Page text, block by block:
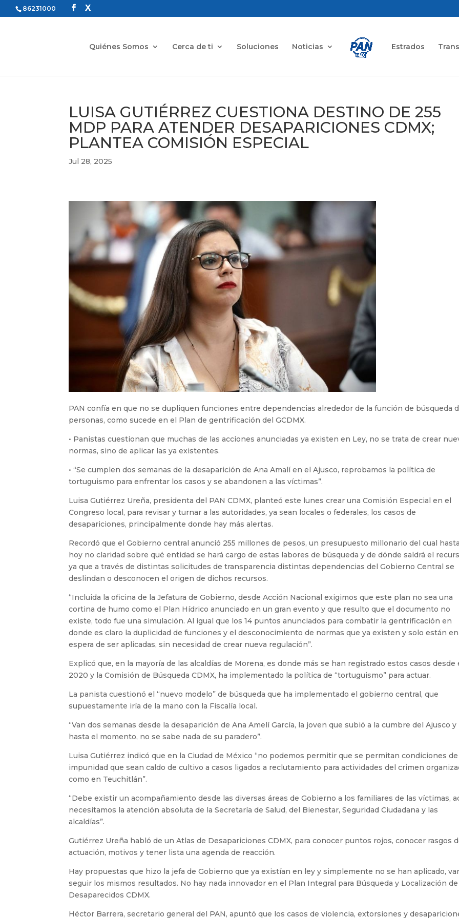
86231000
Quiénes Somos Cerca de ti Soluciones Noticias Estrados
LUISA GUTIÉRREZ CUESTIONA DESTINO DE 255
MDP PARA ATENDER DESAPARICIONES CDMX;
PLANTEA COMISIÓN ESPECIAL
Jul 28, 2025
PAN confía en que no se dupliquen funciones entre dependencias alrededor de la función de búsqueda
personas, como sucede en el Plan de gentrificación del GCDMX.
• Panistas cuestionan que muchas de las acciones anunciadas ya existen en Ley, no se trata de crear
normas, sino de aplicar las ya existentes.
• “Se cumplen dos semanas de la desaparición de Ana Amalí en el Ajusco, reprobamos la política de
tortuguismo para enfrentar los casos y se abandonen a las víctimas”.
Luisa Gutiérrez Ureña, presidenta del PAN CDMX, planteó este lunes crear una Comisión Especial en el
Congreso local, para revisar y turnar a las autoridades, ya sean locales o federales, los casos de
desapariciones, principalmente donde hay más alertas.
Recordó que el Gobierno central anunció 255 millones de pesos, un presupuesto millonario del cual hasta
hoy no claridad sobre qué entidad se hará cargo de estas labores de búsqueda y de dónde saldrá el
ya que a través de distintas solicitudes de transparencia distintas dependencias del Gobierno Central se
deslindan o desconocen el origen de dichos recursos.
“Incluida la oficina de la Jefatura de Gobierno, desde Acción Nacional exigimos que este plan no sea una
cortina de humo como el Plan Hídrico anunciado en un gran evento y que resulto que el documento no
existe, todo fue una simulación. Al igual que los 14 puntos anunciados para combatir la gentrificación en
donde es claro la duplicidad de funciones y el desconocimiento de normas que ya existen y solo están en
espera de ser aplicadas, sin necesidad de crear nueva regulación”.
Explicó que, en la mayoría de las alcaldías de Morena, es donde más se han registrado estos casos desde
2020 y la Comisión de Búsqueda CDMX, ha implementado la política de “tortuguismo” para actuar.
La panista cuestionó el “nuevo modelo” de búsqueda que ha implementado el gobierno central, que
supuestamente iría de la mano con la Fiscalía local.
“Van dos semanas desde la desaparición de Ana Amelí García, la joven que subió a la cumbre del Ajusco y
hasta el momento, no se sabe nada de su paradero”.
Luisa Gutiérrez indicó que en la Ciudad de México “no podemos permitir que se permitan condiciones de
impunidad que sean caldo de cultivo a casos ligados a reclutamiento para actividades del crimen
como en Teuchitlán”.
“Debe existir un acompañamiento desde las diversas áreas de Gobierno a los familiares de las víctimas,
necesitamos la atención absoluta de la Secretaría de Salud, del Bienestar, Seguridad Ciudadana y las
alcaldías”.
Gutiérrez Ureña habló de un Atlas de Desapariciones CDMX, para conocer puntos rojos, conocer rasgos
actuación, motivos y tener lista una agenda de reacción.
Hay propuestas que hizo la jefa de Gobierno que ya existían en ley y simplemente no se han aplicado,
seguir los mismos resultados. No hay nada innovador en el Plan Integral para Búsqueda y Localización de
Desaparecidos CDMX.
Héctor Barrera, secretario general del PAN, apuntó que los casos de violencia, extorsiones y